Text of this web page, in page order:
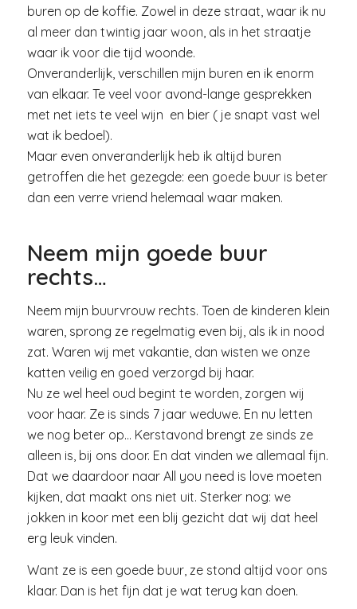
buren op de koffie. Zowel in deze straat, waar ik nu
al meer dan twintig jaar woon, als in het straatje
waar ik voor die tijd woonde.
Onveranderlijk, verschillen mijn buren en ik enorm
van elkaar. Te veel voor avond-lange gesprekken
met net iets te veel wijn en bier ( je snapt vast wel
wat ik bedoel).
Maar even onveranderlijk heb ik altijd buren
getroffen die het gezegde: een goede buur is beter
dan een verre vriend helemaal waar maken.
Neem mijn goede buur
rechts…
Neem mijn buurvrouw rechts. Toen de kinderen klein
waren, sprong ze regelmatig even bij, als ik in nood
zat. Waren wij met vakantie, dan wisten we onze
katten veilig en goed verzorgd bij haar.
Nu ze wel heel oud begint te worden, zorgen wij
voor haar. Ze is sinds 7 jaar weduwe. En nu letten
we nog beter op… Kerstavond brengt ze sinds ze
alleen is, bij ons door. En dat vinden we allemaal fijn.
Dat we daardoor naar All you need is love moeten
kijken, dat maakt ons niet uit. Sterker nog: we
jokken in koor met een blij gezicht dat wij dat heel
erg leuk vinden.
Want ze is een goede buur, ze stond altijd voor ons
klaar. Dan is het fijn dat je wat terug kan doen.